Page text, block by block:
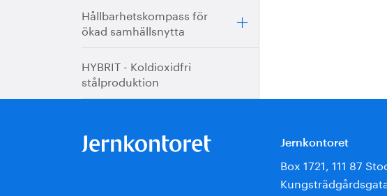
Hållbarhetskompass för
ökad samhällsnytta
HYBRIT - Koldioxidfri
stålproduktion
Jernkontoret
Box 1721, 111 87